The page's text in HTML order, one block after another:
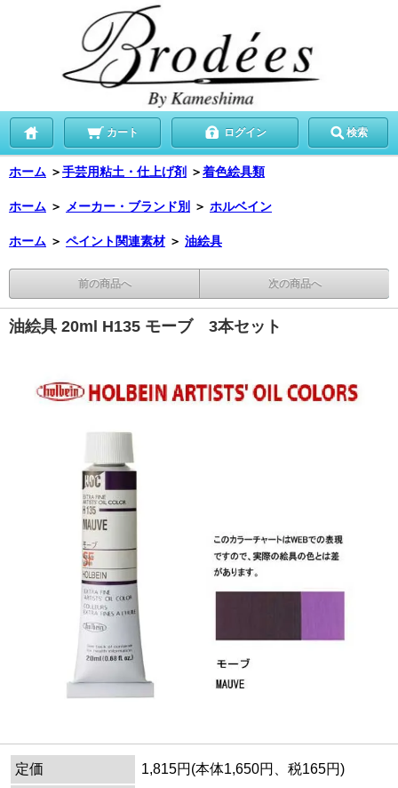
カート ログイン 検索
ホーム ＞手芸用粘土・仕上げ剤 ＞着色絵具類
ホーム ＞ メーカー・ブランド別 ＞ ホルベイン
ホーム ＞ ペイント関連素材 ＞ 油絵具
前の商品へ 次の商品へ
油絵具 20ml H135 モーブ 3本セット
定価
1,815円(本体1,650円、税165円)